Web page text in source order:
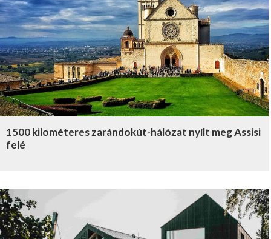
1500 kilométeres zarándokút-hálózat nyílt meg Assisi
felé